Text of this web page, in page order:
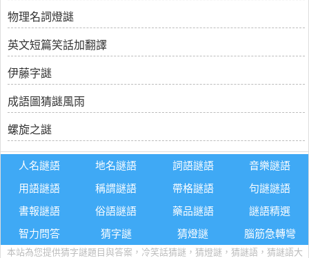
物理名詞燈謎
英文短篇笑話加翻譯
伊藤字謎
成語圖猜謎風雨
螺旋之謎
人名謎語 地名謎語 詞語謎語
音樂謎語
用語謎語
稱謂謎語 帶格謎語
句謎謎語
書報謎語
俗語謎語 藥品謎語
謎語精選
智力問答
猜字謎 猜燈謎 腦筋急轉彎
本站為您提供猜字謎題目與答案，冷笑話猜謎，猜燈謎，猜謎語，猜謎語大